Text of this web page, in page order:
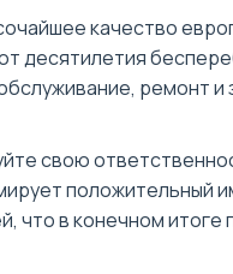
качество
десятилетия
ремонт и
свою
положительный
что в конечном итоге